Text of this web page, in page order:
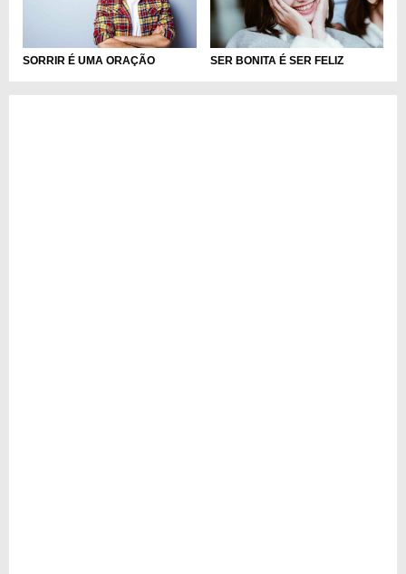
SORRIR É UMA ORAÇÃO SER BONITA É SER FELIZ